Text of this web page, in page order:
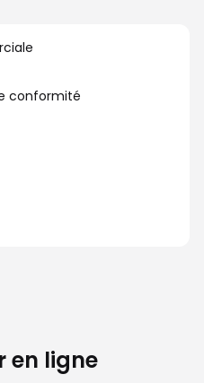
conformité
en ligne